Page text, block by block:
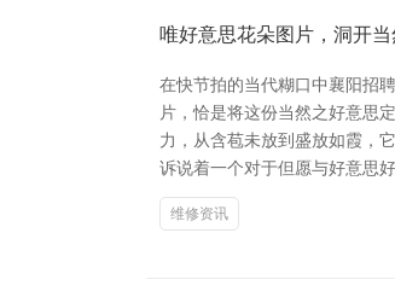
唯好意思花朵图片，洞开
在快节拍的当代糊口中襄阳招
片，恰是将这份当然之好意思
力，从含苞未放到盛放如霞，
诉说着一个对于但愿与好意思
维修资讯